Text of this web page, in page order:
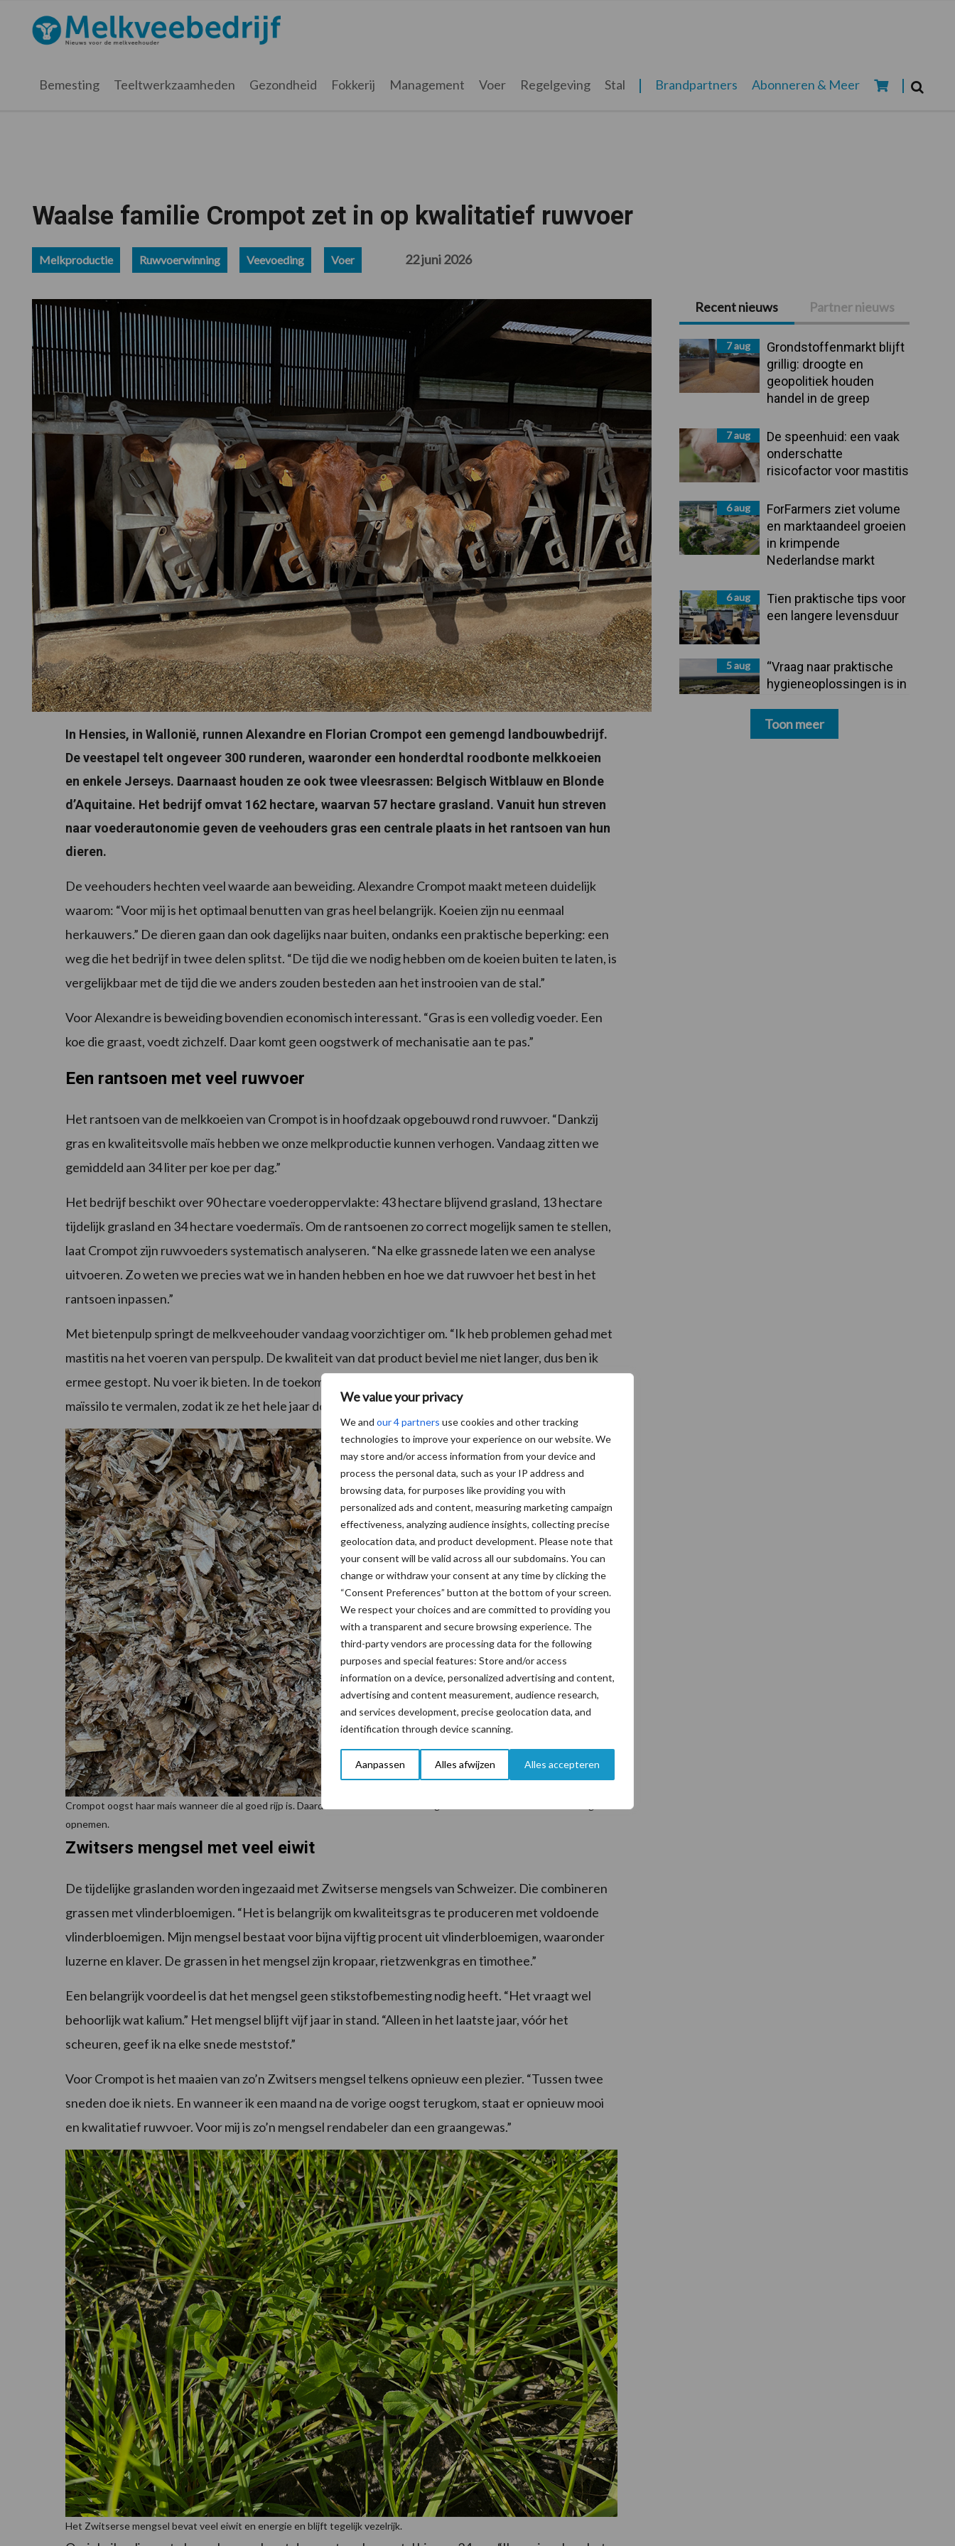
We value your privacy
We and our 4 partners use cookies and other tracking
technologies to improve your experience on our website. We
may store and/or access information from your device and
process the personal data, such as your IP address and
browsing data, for purposes like providing you with
personalized ads and content, measuring marketing campaign
effectiveness, analyzing audience insights, collecting precise
geolocation data, and product development. Please note that
your consent will be valid across all our subdomains. You can
change or withdraw your consent at any time by clicking the
“Consent Preferences” button at the bottom of your screen.
We respect your choices and are committed to providing you
with a transparent and secure browsing experience. The
third-party vendors are processing data for the following
purposes and special features: Store and/or access
information on a device, personalized advertising and content,
advertising and content measurement, audience research,
and services development, precise geolocation data, and
identification through device scanning.
Aanpassen Alles afwijzen Alles accepteren
hoofdnavigatie
hoofd
eerste
voettekst
Melkveebedrijf.nl
Bemesting Teeltwerkzaamheden Gezondheid Fokkerij Management Voer Regelgeving Stal Brandpartners Abonneren & Meer
Waalse familie Crompot zet in op kwalitatief ruwvoer
Melkproductie Ruwvoerwinning Veevoeding Voer 22 juni 2026
In Hensies, in Wallonië, runnen Alexandre en Florian Crompot een gemengd landbouwbedrijf.
De veestapel telt ongeveer 300 runderen, waaronder een honderdtal roodbonte melkkoeien
en enkele Jerseys. Daarnaast houden ze ook twee vleesrassen: Belgisch Witblauw en Blonde
d’Aquitaine. Het bedrijf omvat 162 hectare, waarvan 57 hectare grasland. Vanuit hun streven
naar voederautonomie geven de veehouders gras een centrale plaats in het rantsoen van hun
dieren.
De veehouders hechten veel waarde aan beweiding. Alexandre Crompot maakt meteen duidelijk
waarom: “Voor mij is het optimaal benutten van gras heel belangrijk. Koeien zijn nu eenmaal
herkauwers.” De dieren gaan dan ook dagelijks naar buiten, ondanks een praktische beperking: een
weg die het bedrijf in twee delen splitst. “De tijd die we nodig hebben om de koeien buiten te laten, is
vergelijkbaar met de tijd die we anders zouden besteden aan het instrooien van de stal.”
Voor Alexandre is beweiding bovendien economisch interessant. “Gras is een volledig voeder. Een
koe die graast, voedt zichzelf. Daar komt geen oogstwerk of mechanisatie aan te pas.”
Een rantsoen met veel ruwvoer
Het rantsoen van de melkkoeien van Crompot is in hoofdzaak opgebouwd rond ruwvoer. “Dankzij
gras en kwaliteitsvolle maïs hebben we onze melkproductie kunnen verhogen. Vandaag zitten we
gemiddeld aan 34 liter per koe per dag.”
Het bedrijf beschikt over 90 hectare voederoppervlakte: 43 hectare blijvend grasland, 13 hectare
tijdelijk grasland en 34 hectare voedermaïs. Om de rantsoenen zo correct mogelijk samen te stellen,
laat Crompot zijn ruwvoeders systematisch analyseren. “Na elke grassnede laten we een analyse
uitvoeren. Zo weten we precies wat we in handen hebben en hoe we dat ruwvoer het best in het
rantsoen inpassen.”
Met bietenpulp springt de melkveehouder vandaag voorzichtiger om. “Ik heb problemen gehad met
mastitis na het voeren van perspulp. De kwaliteit van dat product beviel me niet langer, dus ben ik
ermee gestopt. Nu voer ik bieten. In de toekomst overweeg ik om voederbieten bovenop mijn
maïssilo te vermalen, zodat ik ze het hele jaar door aan de koeien kan geven.”
Crompot oogst haar mais wanneer die al goed rijp is. Daardoor kunnen de koeien volgens de melkveehouder meer energie
opnemen.
Zwitsers mengsel met veel eiwit
De tijdelijke graslanden worden ingezaaid met Zwitserse mengsels van Schweizer. Die combineren
grassen met vlinderbloemigen. “Het is belangrijk om kwaliteitsgras te produceren met voldoende
vlinderbloemigen. Mijn mengsel bestaat voor bijna vijftig procent uit vlinderbloemigen, waaronder
luzerne en klaver. De grassen in het mengsel zijn kropaar, rietzwenkgras en timothee.”
Een belangrijk voordeel is dat het mengsel geen stikstofbemesting nodig heeft. “Het vraagt wel
behoorlijk wat kalium.” Het mengsel blijft vijf jaar in stand. “Alleen in het laatste jaar, vóór het
scheuren, geef ik na elke snede meststof.”
Voor Crompot is het maaien van zo’n Zwitsers mengsel telkens opnieuw een plezier. “Tussen twee
sneden doe ik niets. En wanneer ik een maand na de vorige oogst terugkom, staat er opnieuw mooi
en kwalitatief ruwvoer. Voor mij is zo’n mengsel rendabeler dan een graangewas.”
Het Zwitserse mengsel bevat veel eiwit en energie en blijft tegelijk vezelrijk.
Primaire
Sidebar
Recent nieuws Partner nieuws
7 aug
Grondstoffenmarkt blijft
grillig: droogte en
geopolitiek houden
handel in de greep
7 aug
De speenhuid: een vaak
onderschatte
risicofactor voor mastitis
6 aug
ForFarmers ziet volume
en marktaandeel groeien
in krimpende
Nederlandse markt
6 aug
Tien praktische tips voor
een langere levensduur
5 aug
“Vraag naar praktische
hygieneoplossingen is in
Toon meer